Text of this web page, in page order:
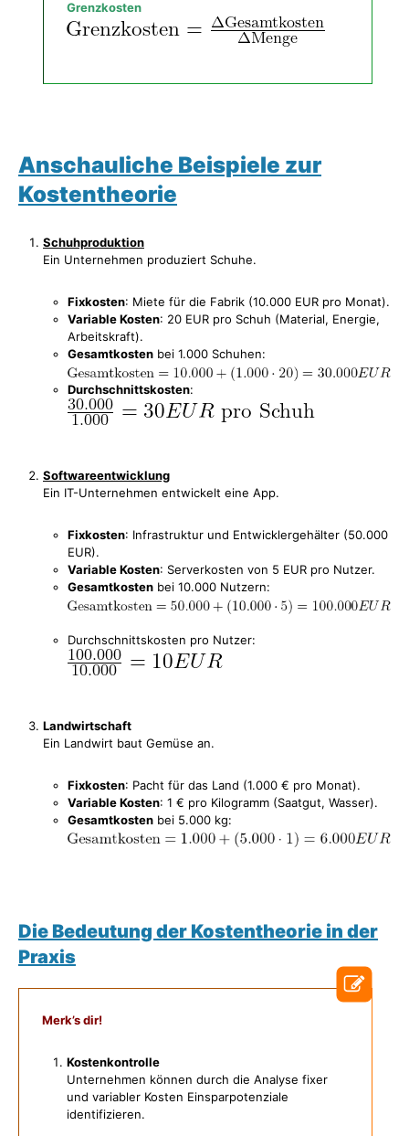
Grenzkosten
Anschauliche Beispiele zur
Kostentheorie
Schuhproduktion
Ein Unternehmen produziert Schuhe.
Fixkosten: Miete für die Fabrik (10.000 EUR pro Monat).
Variable Kosten: 20 EUR pro Schuh (Material, Energie,
Arbeitskraft).
Gesamtkosten bei 1.000 Schuhen:
Durchschnittskosten:
Softwareentwicklung
Ein IT-Unternehmen entwickelt eine App.
Fixkosten: Infrastruktur und Entwicklergehälter (50.000
EUR).
Variable Kosten: Serverkosten von 5 EUR pro Nutzer.
Gesamtkosten bei 10.000 Nutzern:
Durchschnittskosten pro Nutzer:
Landwirtschaft
Ein Landwirt baut Gemüse an.
Fixkosten: Pacht für das Land (1.000 € pro Monat).
Variable Kosten: 1 € pro Kilogramm (Saatgut, Wasser).
Gesamtkosten bei 5.000 kg:
Die Bedeutung der Kostentheorie in der
Praxis
Merk’s dir!
Kostenkontrolle
Unternehmen können durch die Analyse fixer
und variabler Kosten Einsparpotenziale
identifizieren.